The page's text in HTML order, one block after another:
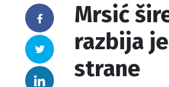
Facebook
Twitter
Linkedin
Mrsić
razbija
strane